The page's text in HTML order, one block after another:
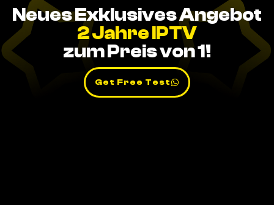
Neues Exklusives Angebot
2 Jahre IPTV
zum Preis von 1!
Get Free Test